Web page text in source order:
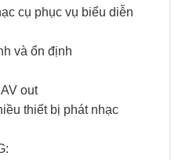
cụ phục vụ biểu diễn
và ổn định
out
thiết bị phát nhạc